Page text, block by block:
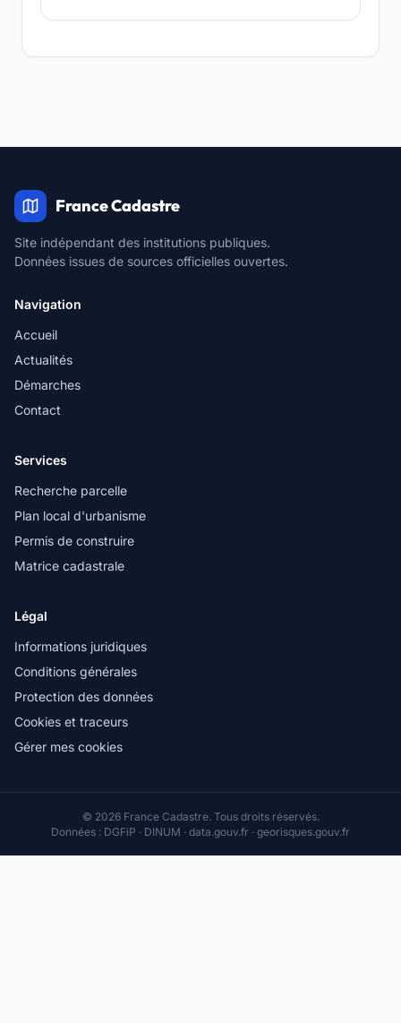
France Cadastre
Site indépendant des institutions publiques.
Données issues de sources officielles ouvertes.
Navigation
Accueil
Actualités
Démarches
Contact
Services
Recherche parcelle
Plan local d'urbanisme
Permis de construire
Matrice cadastrale
Légal
Informations juridiques
Conditions générales
Protection des données
Cookies et traceurs
Gérer mes cookies
© 2026 France Cadastre. Tous droits réservés.
Données : DGFiP · DINUM · data.gouv.fr · georisques.gouv.fr